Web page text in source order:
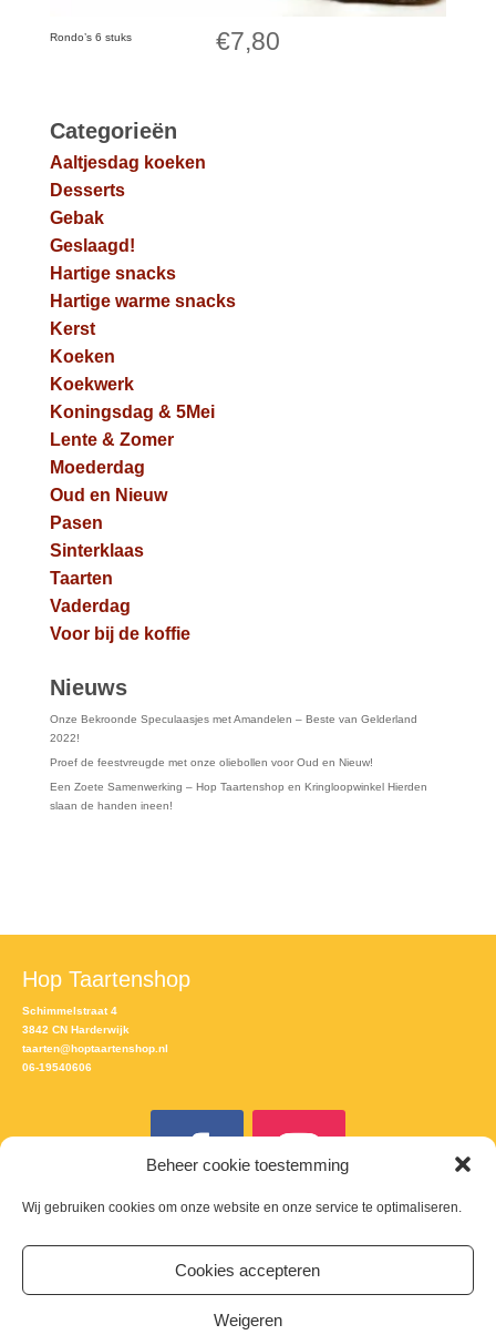
Beheer cookie toestemming
Wij gebruiken cookies om onze website en onze service te optimaliseren.
Cookies accepteren
Weigeren
Rondo’s 6 stuks €7,80
Categorieën
Aaltjesdag koeken
Desserts
Gebak
Geslaagd!
Hartige snacks
Hartige warme snacks
Kerst
Koeken
Koekwerk
Koningsdag & 5Mei
Lente & Zomer
Moederdag
Oud en Nieuw
Pasen
Sinterklaas
Taarten
Vaderdag
Voor bij de koffie
Nieuws
Onze Bekroonde Speculaasjes met Amandelen – Beste van Gelderland
2022!
Proef de feestvreugde met onze oliebollen voor Oud en Nieuw!
Een Zoete Samenwerking – Hop Taartenshop en Kringloopwinkel Hierden
slaan de handen ineen!
Hop Taartenshop
Schimmelstraat 4
3842 CN Harderwijk
taarten@hoptaartenshop.nl
06-19540606
Meld je aan voor de nieuwsbrief
Email